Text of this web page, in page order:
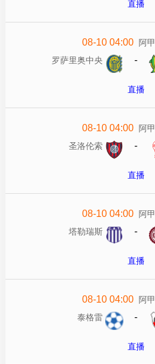
直播
08-10 04:00
阿甲
罗萨里奥中央
-
直播
08-10 04:00
阿甲
圣洛伦索
-
直播
08-10 04:00
阿甲
塔勒瑞斯
-
直播
08-10 04:00
阿甲
泰格雷
-
直播